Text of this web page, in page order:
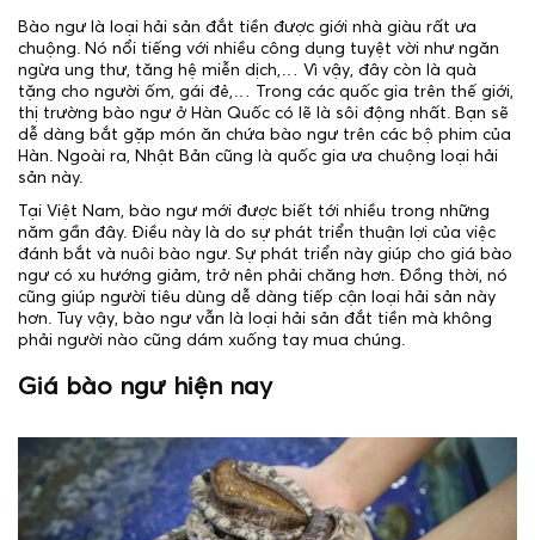
Bào ngư là loại hải sản đắt tiền được giới nhà giàu rất ưa
chuộng. Nó nổi tiếng với nhiều công dụng tuyệt vời như ngăn
ngừa ung thư, tăng hệ miễn dịch,… Vì vậy, đây còn là quà
tặng cho người ốm, gái đẻ,… Trong các quốc gia trên thế giới,
thị trường bào ngư ở Hàn Quốc có lẽ là sôi động nhất. Bạn sẽ
dễ dàng bắt gặp món ăn chứa bào ngư trên các bộ phim của
Hàn. Ngoài ra, Nhật Bản cũng là quốc gia ưa chuộng loại hải
sản này.
Tại Việt Nam, bào ngư mới được biết tới nhiều trong những
năm gần đây. Điều này là do sự phát triển thuận lợi của việc
đánh bắt và nuôi bào ngư. Sự phát triển này giúp cho giá bào
ngư có xu hướng giảm, trở nên phải chăng hơn. Đồng thời, nó
cũng giúp người tiêu dùng dễ dàng tiếp cận loại hải sản này
hơn. Tuy vậy, bào ngư vẫn là loại hải sản đắt tiền mà không
phải người nào cũng dám xuống tay mua chúng.
Giá bào ngư hiện nay